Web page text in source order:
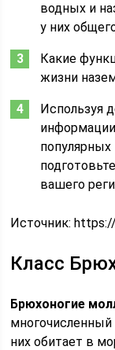
водных и
у них
Какие
жизни
Используя
популярных
вашего
Источник:
Класс
Брюхоногие
них обитает в